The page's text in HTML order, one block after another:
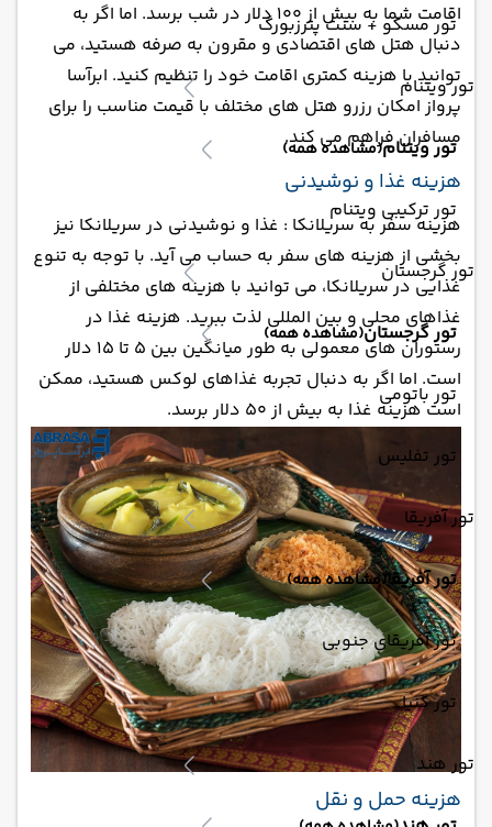
تور مسکو + سنت پترزبورگ
تور ویتنام
تور ویتنام(مشاهده همه)
تور ترکیبی ویتنام
تور گرجستان
تور گرجستان(مشاهده همه)
تور باتومی
تور تفلیس
تور آفریقا
تور آفریقا(مشاهده همه)
تور آفریقای جنوبی
تور کنیا
تور هند
اقامت شما به بیش از ۱۰۰ دلار در شب برسد. اما اگر به
دنبال هتل های اقتصادی و مقرون به صرفه هستید، می
توانید با هزینه کمتری اقامت خود را تنظیم کنید. ابرآسا
پرواز امکان رزرو هتل های مختلف با قیمت مناسب را برای
مسافران فراهم می کند.
هزینه غذا و نوشیدنی
هزینه سفر به سریلانکا : غذا و نوشیدنی در سریلانکا نیز
بخشی از هزینه های سفر به حساب می آید. با توجه به تنوع
غذایی در سریلانکا، می توانید با هزینه های مختلفی از
غذاهای محلی و بین المللی لذت ببرید. هزینه غذا در
رستوران های معمولی به طور میانگین بین ۵ تا ۱۵ دلار
است. اما اگر به دنبال تجربه غذاهای لوکس هستید، ممکن
است هزینه غذا به بیش از ۵۰ دلار برسد.
هزینه حمل و نقل